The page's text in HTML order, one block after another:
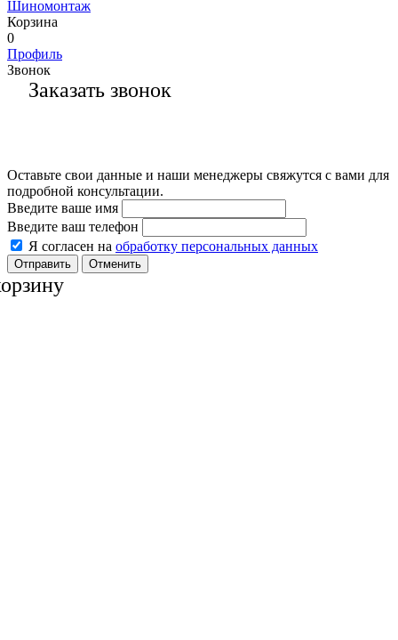
Шиномонтаж
Корзина
0
Профиль
Звонок
Заказать звонок
Оставьте свои данные и наши менеджеры свяжутся с вами для
подробной консультации.
Введите ваше имя
Введите ваш телефон
Я согласен на обработку персональных данных
Отменить